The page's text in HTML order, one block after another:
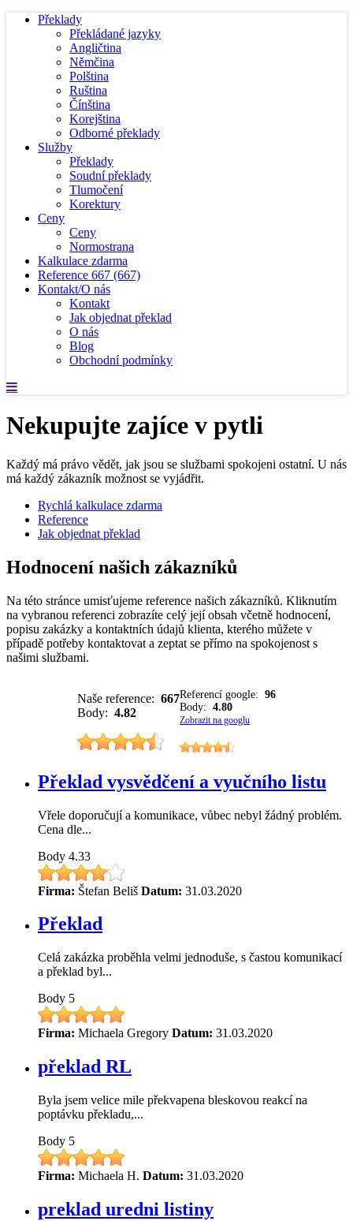
Překlady
Překládané jazyky
Angličtina
Němčina
Polština
Ruština
Čínština
Korejština
Odborné překlady
Služby
Překlady
Soudní překlady
Tlumočení
Korektury
Ceny
Ceny
Normostrana
Kalkulace zdarma
Reference 667 (667)
Kontakt/O nás
Kontakt
Jak objednat překlad
O nás
Blog
Obchodní podmínky
Nekupujte zajíce v pytli
Každý má právo vědět, jak jsou se službami spokojeni ostatní. U nás
má každý zákazník možnost se vyjádřit.
Rychlá kalkulace zdarma
Reference
Jak objednat překlad
Hodnocení našich zákazníků
Na této stránce umisťujeme reference našich zákazníků. Kliknutím
na vybranou referenci zobrazíte celý její obsah včetně hodnocení,
popisu zakázky a kontaktních údajů klienta, kterého můžete v
případě potřeby kontaktovat a zeptat se přímo na spokojenost s
našimi službami.
Naše reference: 667
Body: 4.82
Referencí google: 96
Body: 4.80
Zobrazit na googlu
Překlad vysvědčení a vyučního listu
Vřele doporučují a komunikace, vůbec nebyl žádný problém.
Cena dle...
Body 4.33
Firma: Štefan Beliš Datum: 31.03.2020
Překlad
Celá zakázka proběhla velmi jednoduše, s častou komunikací
a překlad byl...
Body 5
Firma: Michaela Gregory Datum: 31.03.2020
překlad RL
Byla jsem velice mile překvapena bleskovou reakcí na
poptávku překladu,...
Body 5
Firma: Michaela H. Datum: 31.03.2020
preklad uredni listiny